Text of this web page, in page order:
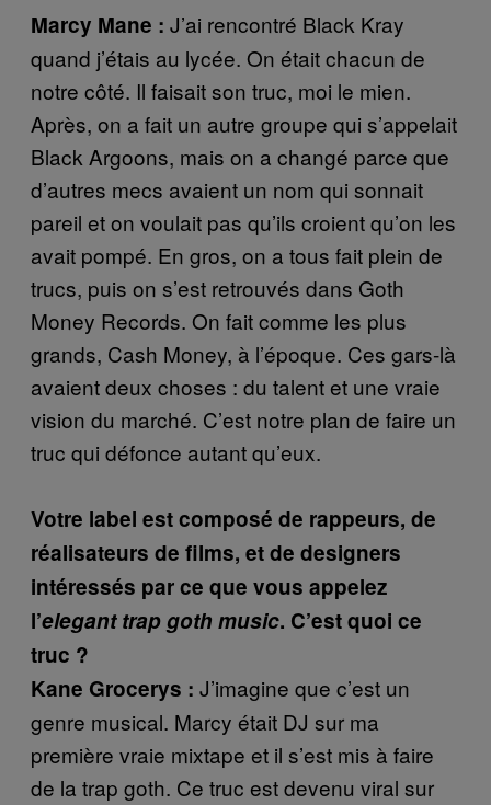
Marcy Mane : J’ai rencontré Black Kray
quand j’étais au lycée. On était chacun de
notre côté. Il faisait son truc, moi le mien.
Après, on a fait un autre groupe qui s’appelait
Black Argoons, mais on a changé parce que
d’autres mecs avaient un nom qui sonnait
pareil et on voulait pas qu’ils croient qu’on les
avait pompé. En gros, on a tous fait plein de
trucs, puis on s’est retrouvés dans Goth
Money Records. On fait comme les plus
grands, Cash Money, à l’époque. Ces gars-là
avaient deux choses : du talent et une vraie
vision du marché. C’est notre plan de faire un
truc qui défonce autant qu’eux.
Votre label est composé de rappeurs, de
réalisateurs de films, et de designers
intéressés par ce que vous appelez
l’elegant trap goth music. C’est quoi ce
truc ?
Kane Grocerys : J’imagine que c’est un
genre musical. Marcy était DJ sur ma
première vraie mixtape et il s’est mis à faire
de la trap goth. Ce truc est devenu viral sur